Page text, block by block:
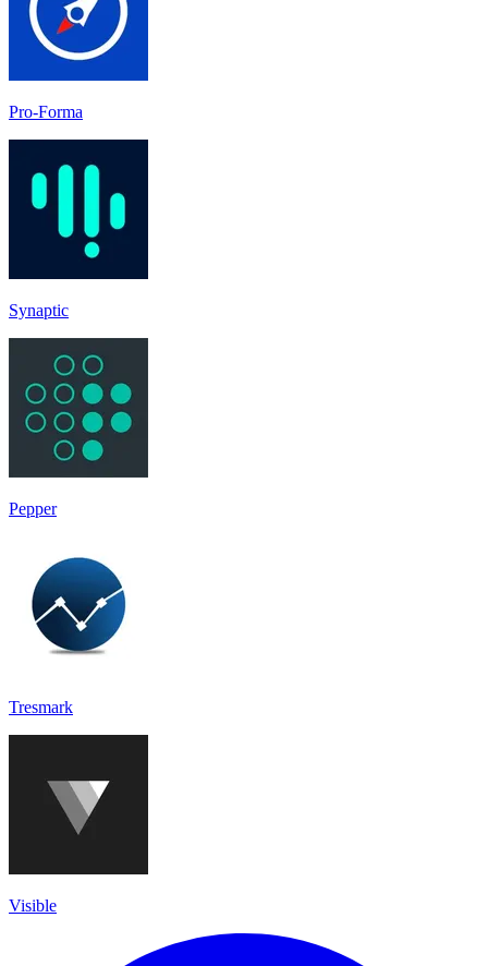
Pro-Forma
Synaptic
Pepper
Tresmark
Visible